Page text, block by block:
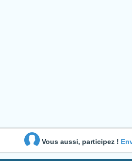
Vous aussi, participez !